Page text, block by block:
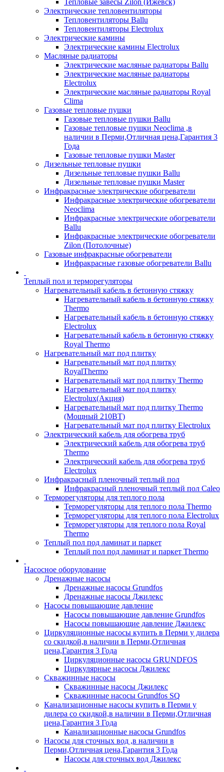
Тепловые завесы Zilon (Ижевск)
Электрические тепловентиляторы
Тепловентиляторы Ballu
Тепловентиляторы Electrolux
Электрические камины
Электрические камины Electrolux
Масляные радиаторы
Электрические масляные радиаторы Ballu
Электрические масляные радиаторы
Electrolux
Электрические масляные радиаторы Royal
Clima
Газовые тепловые пушки
Газовые тепловые пушки Ballu
Газовые тепловые пушки Neoclima ,в
наличии в Перми,Отличная цена,Гарантия 3
Года
Газовые тепловые пушки Master
Дизельные тепловые пушки
Дизельные тепловые пушки Ballu
Дизельные тепловые пушки Master
Инфракрасные электрические обогреватели
Инфракрасные электрические обогреватели
Neoclima
Инфракрасные электрические обогреватели
Ballu
Инфракрасные электрические обогреватели
Zilon (Потолочные)
Газовые инфракрасные обогреватели
Инфракрасные газовые обогреватели Ballu
Теплый пол и терморегуляторы
Нагревательный кабель в бетонную стяжку
Нагревательный кабель в бетонную стяжку
Thermo
Нагревательный кабель в бетонную стяжку
Electrolux
Нагревательный кабель в бетонную стяжку
Royal Thermo
Нагревательный мат под плитку
Нагревательный мат под плитку
RoyalThermo
Нагревательный мат под плитку Thermo
Нагревательный мат под плитку
Electrolux(Акция)
Нагревательный мат под плитку Thermo
(Мощный 210ВТ)
Нагревательный мат под плитку Electrolux
Электрический кабель для обогрева труб
Электрический кабель для обогрева труб
Thermo
Электрический кабель для обогрева труб
Electrolux
Инфракрасный пленочный теплый пол
Инфракрасный пленочный теплый пол Caleo
Терморегуляторы для теплого пола
Терморегуляторы для теплого пола Thermo
Терморегуляторы для теплого пола Electrolux
Терморегуляторы для теплого пола Royal
Thermo
Теплый пол под ламинат и паркет
Теплый пол под ламинат и паркет Thermo
Насосное оборудование
Дренажные насосы
Дренажные насосы Grundfos
Дренажные насосы Джилекс
Насосы повышающие давление
Насосы повышающие давление Grundfos
Насосы повышающие давление Джилекс
Циркуляционные насосы купить в Перми у дилера
со скидкой,в наличии в Перми,Отличная
цена,Гарантия 3 Года
Циркуляционные насосы GRUNDFOS
Циркулярные насосы Джилекс
Скважинные насосы
Скважинные насосы Джилекс
Скважинные насосы Grundfos SQ
Канализационные насосы купить в Перми у
дилера со скидкой,в наличии в Перми,Отличная
цена,Гарантия 3 Года
Канализационные насосы Grundfos
Насосы для сточных вод ,в наличии в
Перми,Отличная цена,Гарантия 3 Года
Насосы для сточных вод Джилекс